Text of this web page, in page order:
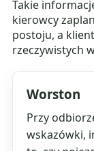
Takie
kierowcy
postoju, a
rzeczywistych
Worston
Przy
wskazówki,